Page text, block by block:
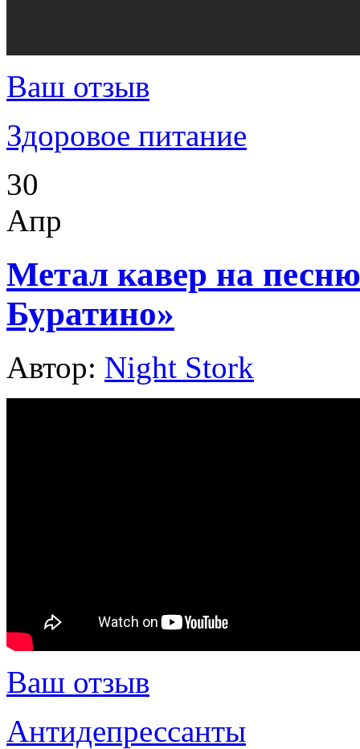
Ваш отзыв
Здоровое питание
30
Апр
Метал кавер на
Буратино»
Автор: Night Stork
Ваш отзыв
Антидепрессанты